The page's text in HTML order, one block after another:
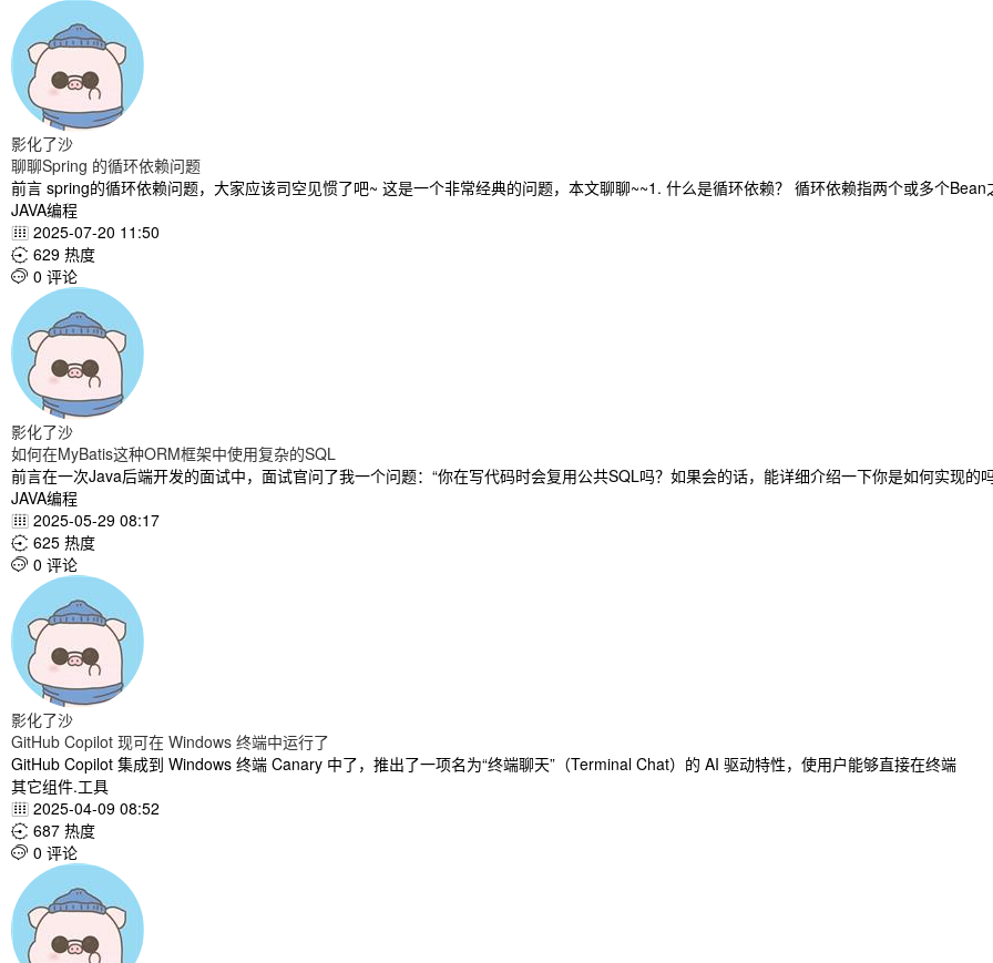
影化了沙
聊聊Spring 的循环依赖问题
前言 spring的循环依赖问题，大家应该司空见惯了吧~ 这是一个非常经典的问题，本文聊聊~~1. 什么是循环依赖？ 循环依赖指两个或多个Bean
JAVA编程
 2025-07-20 11:50
 629 热度
 0 评论
影化了沙
如何在MyBatis这种ORM框架中使用复杂的SQL
前言在一次Java后端开发的面试中，面试官问了我一个问题：“你在写代码时会复用公共SQL吗？如果会的话，能详细介绍一下你是如何实现的
JAVA编程
 2025-05-29 08:17
 625 热度
 0 评论
影化了沙
GitHub Copilot 现可在 Windows 终端中运行了
GitHub Copilot 集成到 Windows 终端 Canary 中了，推出了一项名为“终端聊天”（Terminal Chat）的 AI 驱动特性，使用户能够直接在终端
其它组件.工具
 2025-04-09 08:52
 687 热度
 0 评论